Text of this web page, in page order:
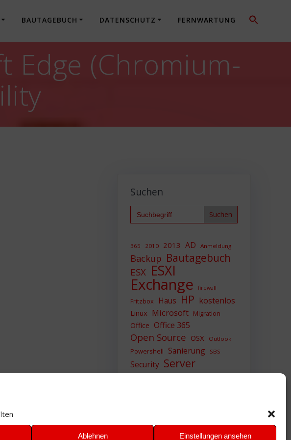
Ablehnen Einstellungen ansehen
BAUTAGEBUCH DATENSCHUTZ FERNWARTUNG
Edge (Chromium-
Suchen
Search
for:
365 2010 2013 AD Anmeldung
Backup Bautagebuch
ESX ESXI
Exchange firewall
Fritzbox Haus HP kostenlos
Linux Microsoft Migration
Office Office 365
Open Source OSX Outlook
Powershell Sanierung SBS
Security Server
Sicherheit SIEM
VMWare VPN WAZUH